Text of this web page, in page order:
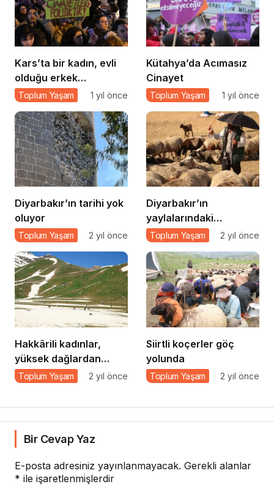
Kars’ta bir kadın, evli
olduğu erkek
tarafından öldürüldü
Toplum Yaşam 1 yıl önce
Kütahya’da Acımasız
Cinayet
Toplum Yaşam 1 yıl önce
Diyarbakır’ın tarihi yok
oluyor
Toplum Yaşam 2 yıl önce
Diyarbakır’ın
yaylalarındaki
koçerlerin zorlu yaşamı
Toplum Yaşam 2 yıl önce
Hakkârili kadınlar,
yüksek dağlardan
pancar topluyor
Toplum Yaşam 2 yıl önce
Siirtli koçerler göç
yolunda
Toplum Yaşam 2 yıl önce
Bir Cevap Yaz
E-posta adresiniz yayınlanmayacak. Gerekli alanlar
* ile işaretlenmişlerdir